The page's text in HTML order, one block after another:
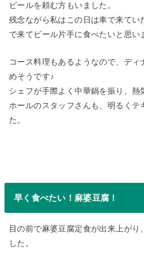
ビールを頼む方もいました。
残念ながら私はこの日は車で来てい
で来てビール片手に食べたいと思い
コース料理もあるようなので、ディ
めそうです♪
シェフが手際よく中華鍋を振り、熱
ホールのスタッフさんも、明るくテ
た。
早く食べたい！麻婆豆腐！
目の前で麻婆豆腐定食が出来上がり
した。